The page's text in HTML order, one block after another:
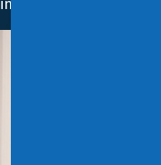
institucionalidad para